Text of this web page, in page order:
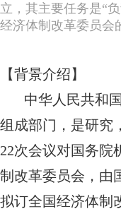
立，其主要任务是“
经济体制改革委员会
【背景介绍】
中华人民共和
组成部门，是研究
22次会议对国务院
制改革委员会，由
拟订全国经济体制